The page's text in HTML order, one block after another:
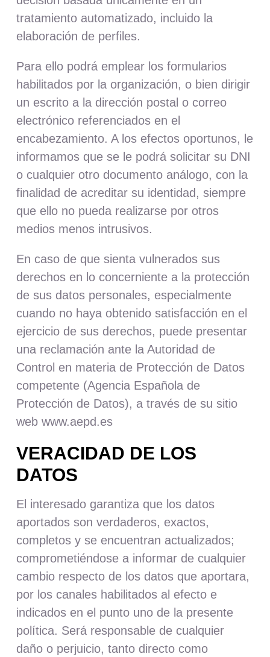
tratamiento automatizado, incluido la
elaboración de perfiles.
Para ello podrá emplear los formularios
habilitados por la organización, o bien dirigir
un escrito a la dirección postal o correo
electrónico referenciados en el
encabezamiento. A los efectos oportunos, le
informamos que se le podrá solicitar su DNI
o cualquier otro documento análogo, con la
finalidad de acreditar su identidad, siempre
que ello no pueda realizarse por otros
medios menos intrusivos.
En caso de que sienta vulnerados sus
derechos en lo concerniente a la protección
de sus datos personales, especialmente
cuando no haya obtenido satisfacción en el
ejercicio de sus derechos, puede presentar
una reclamación ante la Autoridad de
Control en materia de Protección de Datos
competente (Agencia Española de
Protección de Datos), a través de su sitio
webwww.aepd.es
VERACIDAD DE LOS
DATOS
El interesado garantiza que los datos
aportados son verdaderos, exactos,
completos y se encuentran actualizados;
comprometiéndose a informar de cualquier
cambio respecto de los datos que aportara,
por los canales habilitados al efecto e
indicados en el punto uno de la presente
política. Será responsable de cualquier
daño o perjuicio, tanto directo como